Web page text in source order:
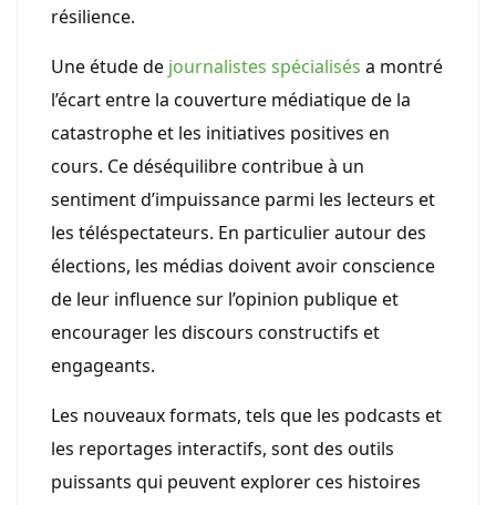
résilience.
Une étude de journalistes spécialisés a montré
l’écart entre la couverture médiatique de la
catastrophe et les initiatives positives en
cours. Ce déséquilibre contribue à un
sentiment d’impuissance parmi les lecteurs et
les téléspectateurs. En particulier autour des
élections, les médias doivent avoir conscience
de leur influence sur l’opinion publique et
encourager les discours constructifs et
engageants.
Les nouveaux formats, tels que les podcasts et
les reportages interactifs, sont des outils
puissants qui peuvent explorer ces histoires